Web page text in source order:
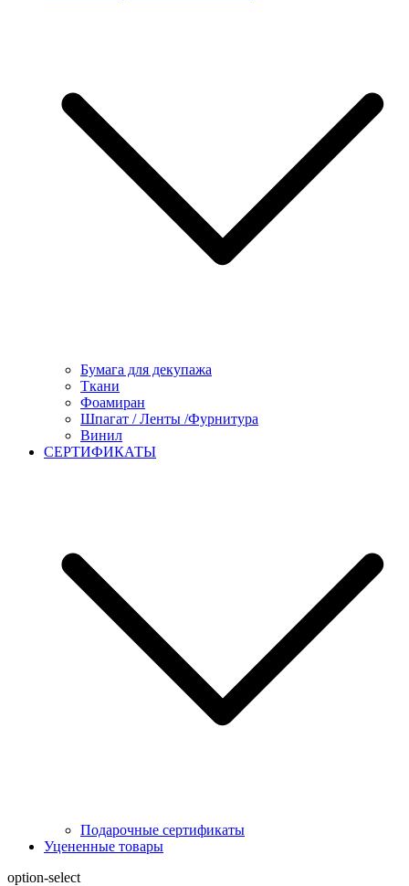
Бумага для декупажа
Ткани
Фоамиран
Шпагат / Ленты /Фурнитура
Винил
СЕРТИФИКАТЫ
Подарочные сертификаты
Уцененные товары
option-select